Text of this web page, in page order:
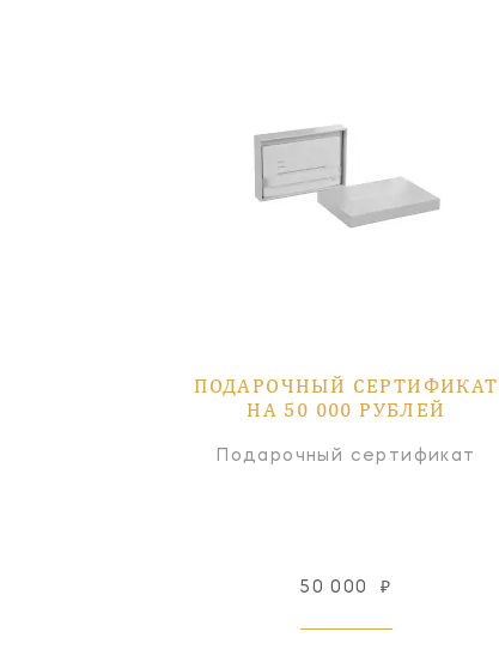
ПОДАРОЧНЫЙ СЕРТИФИКАТ
НА 50 000 РУБЛЕЙ
Подарочный сертификат
50 000 ₽